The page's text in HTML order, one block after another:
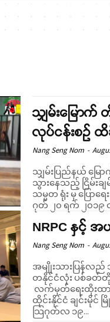
သျှမ်းမြောက်
လုပ်ငန်းစဉ် ထိ
Nang Seng Nom -
သျှမ်းပြည်နယ် မြ
သွားနေသည့် ငြိမ်း
သမ္မတ ရုံး မှ ပြော
ဂုတ် ၂၀ ရက် ၂၀၁၉ ထို
NRPC နှင့်
Nang Seng Nom -
အမျိုးသားပြန်လည် သ
တနိုင်ငံလုံး ပစ်ခတ်တို
လက်မှတ်ရေးထိုးထာ
ထိုင်းနိုင်ငံ ချင်းမို
သြဂုတ်လ ၁၉...